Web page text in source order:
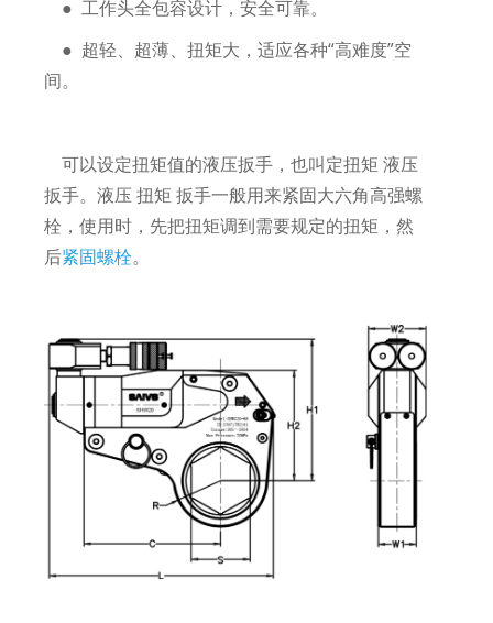
● 工作头全包容设计，安全可靠。
● 超轻、超薄、扭矩大，适应各种“高难度”空
间。
可以设定扭矩值的液压扳手，也叫定扭矩 液压
扳手。液压 扭矩 扳手一般用来紧固大六角高强螺
栓，使用时，先把扭矩调到需要规定的扭矩，然
后紧固螺栓。